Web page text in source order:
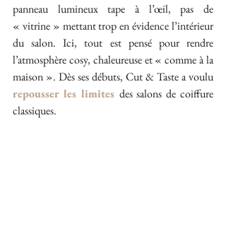
panneau lumineux tape à l’œil, pas de
« vitrine » mettant trop en évidence l’intérieur
du salon. Ici, tout est pensé pour rendre
l’atmosphère cosy, chaleureuse et « comme à la
repousser les limites des salons de coiffure
classiques.